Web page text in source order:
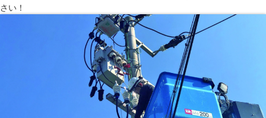
さい！